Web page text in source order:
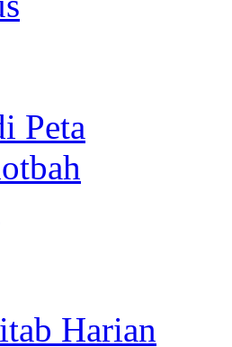
Peta
Harian